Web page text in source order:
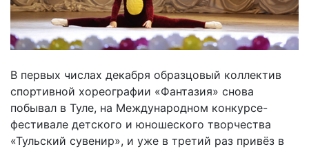
В первых числах декабря образцовый коллектив
спортивной хореографии «Фантазия» снова
побывал в Туле, на Международном конкурсе-
фестивале детского и юношеского творчества
«Тульский сувенир», и уже в третий раз привёз в